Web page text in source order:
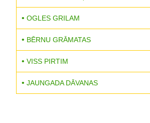
OGLES GRILAM
BĒRNU GRĀMATAS
VISS PIRTIM
JAUNGADA DĀVANAS